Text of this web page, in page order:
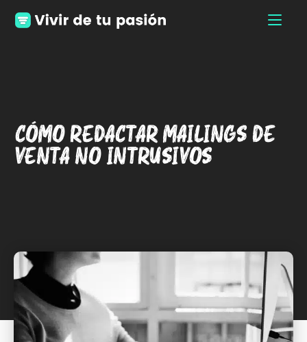
Cómo redactar mailings de
venta no intrusivos